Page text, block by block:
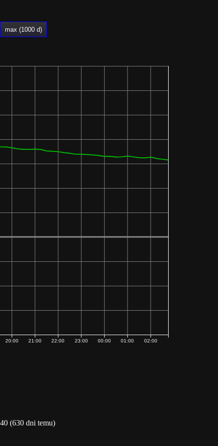
max (1000 d)
20:00 21:00 22:00 23:00 00:00 01:00 02:00
(630 dni temu)